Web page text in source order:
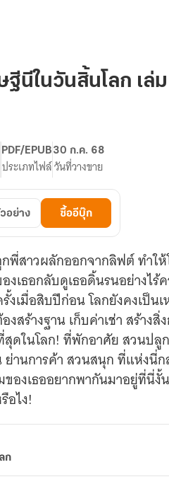
ฐีนีในวันสิ้นโลก เล่
PDF/EPUB
ประเภทไฟล์
30 ก.ค. 68
วันที่วางขาย
อย่าง ซื้ออีบุ๊ก
พี่สาวผลักออกจากลิฟต์ ทำใ
เธอกลับดูเธอดิ้นรนอย่างไร้
เมื่อสิบปีก่อน โลกยังคงเป็น
สร้างฐาน เก็บค่าเช่า สร้างสิ่
ดในโลก! ที่พักอาศัย สวนปลู
ย่านการค้า สวนสนุก ที่แห่ง
งเธออยากพากันมาอยู่ที่นี่งั้น
อไง!
ก